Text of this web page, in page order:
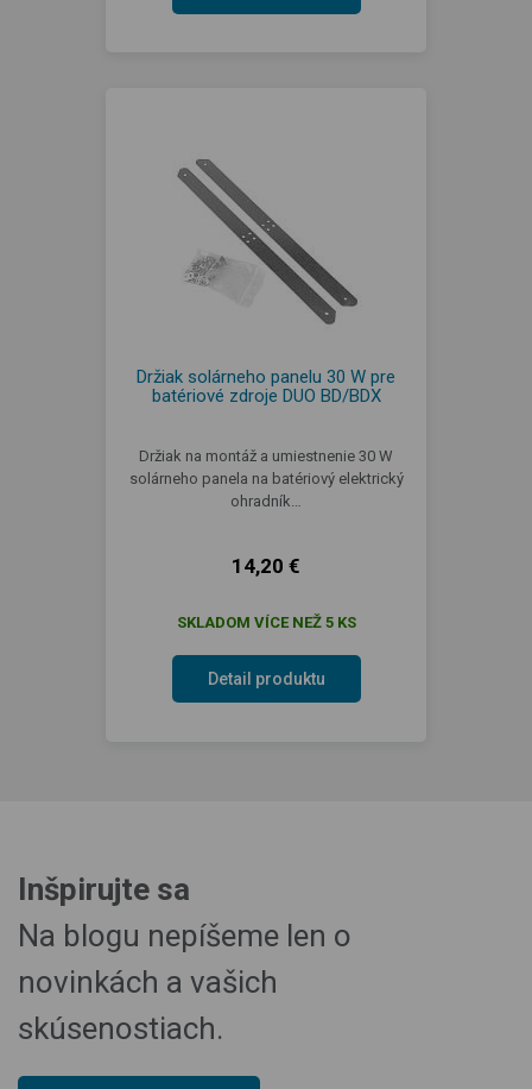
Držiak solárneho panelu 30 W pre
batériové zdroje DUO BD/BDX
Držiak na montáž a umiestnenie 30 W
solárneho panela na batériový elektrický
ohradník…
14,20 €
SKLADOM VÍCE NEŽ 5 KS
Detail produktu
Inšpirujte sa
Na blogu nepíšeme len o
novinkách a vašich
skúsenostiach.